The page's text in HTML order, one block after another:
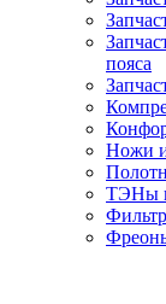
пояса
Ножи и
ТЭНы